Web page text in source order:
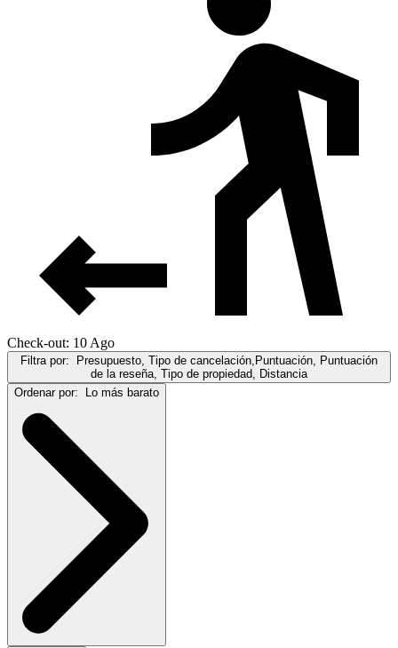
Check-out: 10 Ago
Filtra por:
Presupuesto, Tipo de cancelación,Puntuación, Puntuación
de la reseña, Tipo de propiedad, Distancia
Ordenar por:
Lo más barato